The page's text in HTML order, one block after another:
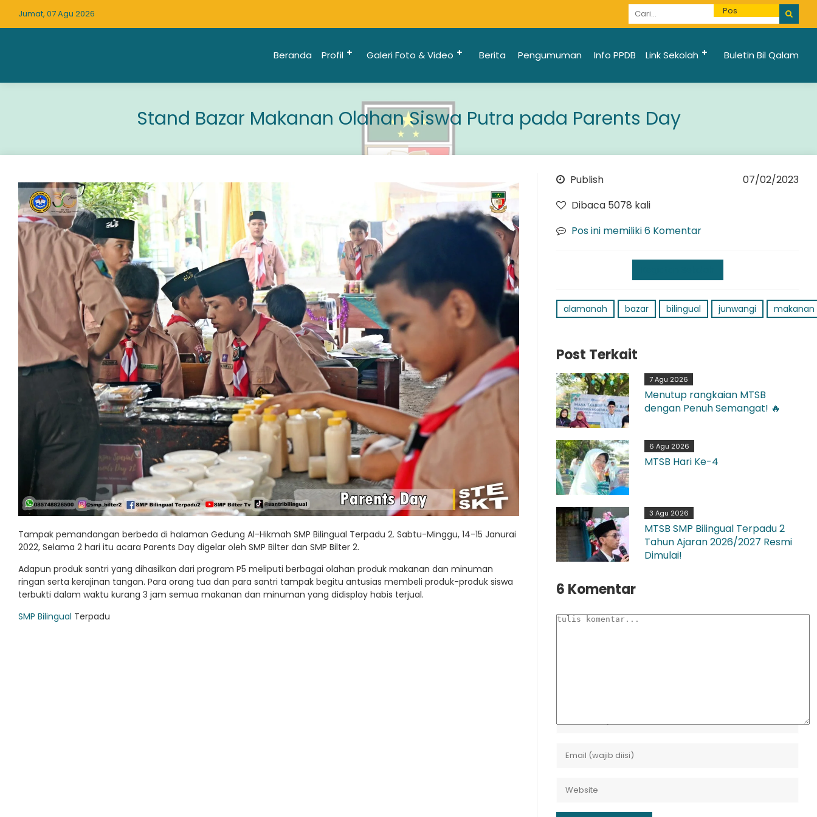
Jumat, 07 Agu 2026 Informasi Penerimaan Santri Baru 2025/2026
Beranda Profil Galeri Foto & Video Berita Pengumuman Info PPDB Link Sekolah Buletin Bil Qalam
Stand Bazar Makanan Olahan Siswa Putra pada Parents Day
Tampak pemandangan berbeda di halaman Gedung Al-Hikmah SMP Bilingual Terpadu 2. Sabtu-Minggu, 14-15 Janurai
2022, Selama 2 hari itu acara Parents Day digelar oleh SMP Bilter dan SMP Bilter 2.
Adapun produk santri yang dihasilkan dari program P5 meliputi berbagai olahan produk makanan dan minuman
ringan serta kerajinan tangan. Para orang tua dan para santri tampak begitu antusias membeli produk-produk siswa
terbukti dalam waktu kurang 3 jam semua makanan dan minuman yang didisplay habis terjual.
SMP Bilingual Terpadu
Publish
07/02/2023
Dibaca 5078 kali
Pos ini memiliki 6 Komentar
alamanah bazar bilingual junwangi makanan
Post Terkait
7 Agu 2026
Menutup rangkaian MTSB
dengan Penuh Semangat! 🔥
6 Agu 2026
MTSB Hari Ke-4
3 Agu 2026
MTSB SMP Bilingual Terpadu 2
Tahun Ajaran 2026/2027 Resmi
Dimulai!
6 Komentar